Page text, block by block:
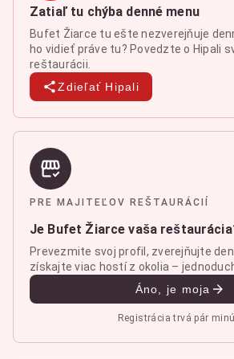
Zatiaľ tu chýba denné menu
Bufet Žiarce tu ešte nezverejňuje
ho vidieť práve tu? Povedzte o Hipali
reštaurácii.
Zdieľať Hipali
PRE MAJITEĽOV REŠTAURÁCIÍ
Je Bufet Žiarce vaša
Prevezmite svoj profil, zverejňujte
získajte viac hostí z okolia –
Áno, je moja
Registrácia trvá pár